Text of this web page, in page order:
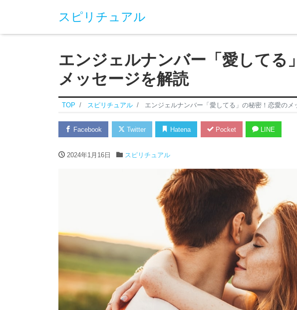
スピリチュアル
エンジェルナンバー「愛してる
メッセージを解読
TOP スピリチュアル エンジェルナンバー「愛してる」の秘密！恋愛のメ
Facebook Twitter Hatena Pocket LINE
2024年1月16日 スピリチュアル